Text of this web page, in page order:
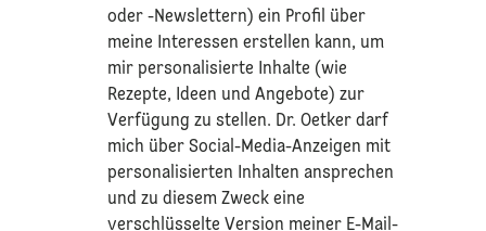
oder -Newslettern) ein Profil über
meine Interessen erstellen kann, um
mir personalisierte Inhalte (wie
Rezepte, Ideen und Angebote) zur
Verfügung zu stellen. Dr. Oetker darf
mich über Social-Media-Anzeigen mit
personalisierten Inhalten ansprechen
und zu diesem Zweck eine
verschlüsselte Version meiner E-Mail-